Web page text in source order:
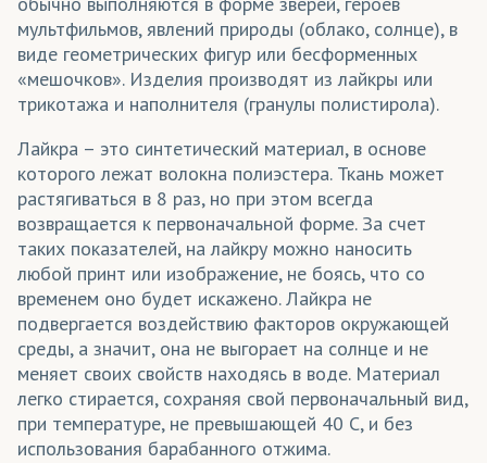
Одежда
Перетяжки
Пледы
Подклады для одежды
Подушки декоративные
Портьеры
Постельное белье
Промоодежда
Спортивная форма
мультфильмов, явлений природы (облако, солнце), в
виде геометрических фигур или бесформенных
«мешочков». Изделия производят из лайкры или
трикотажа и наполнителя (гранулы полистирола).
Лайкра – это синтетический материал, в основе
которого лежат волокна полиэстера. Ткань может
растягиваться в 8 раз, но при этом всегда
возвращается к первоначальной форме. За счет
таких показателей, на лайкру можно наносить
любой принт или изображение, не боясь, что со
временем оно будет искажено. Лайкра не
подвергается воздействию факторов окружающей
среды, а значит, она не выгорает на солнце и не
меняет своих свойств находясь в воде. Материал
легко стирается, сохраняя свой первоначальный вид,
при температуре, не превышающей 40 С, и без
использования барабанного отжима.